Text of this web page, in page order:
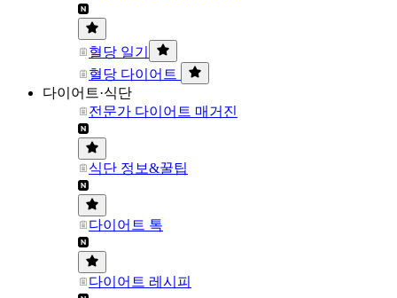
혈당 일기
혈당 다이어트
다이어트·식단
전문가 다이어트 매거진
식단 정보&꿀팁
다이어트 톡
다이어트 레시피